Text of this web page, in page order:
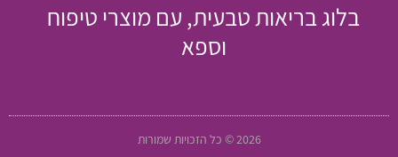
בלוג בריאות טבעית, עם מוצרי טיפוח
וספא
2026 © כל הזכויות שמורות